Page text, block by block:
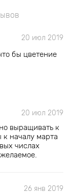
20 июл 2019
бы цветение
20 июл 2019
выращивать к
к началу марта
числах
26 янв 2019